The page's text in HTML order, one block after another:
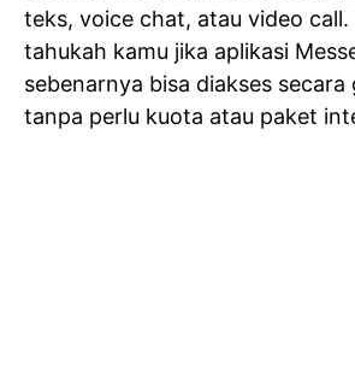
teks, voice chat, atau video call.
tahukah kamu jika aplikasi
sebenarnya bisa diakses secara
tanpa perlu kuota atau paket